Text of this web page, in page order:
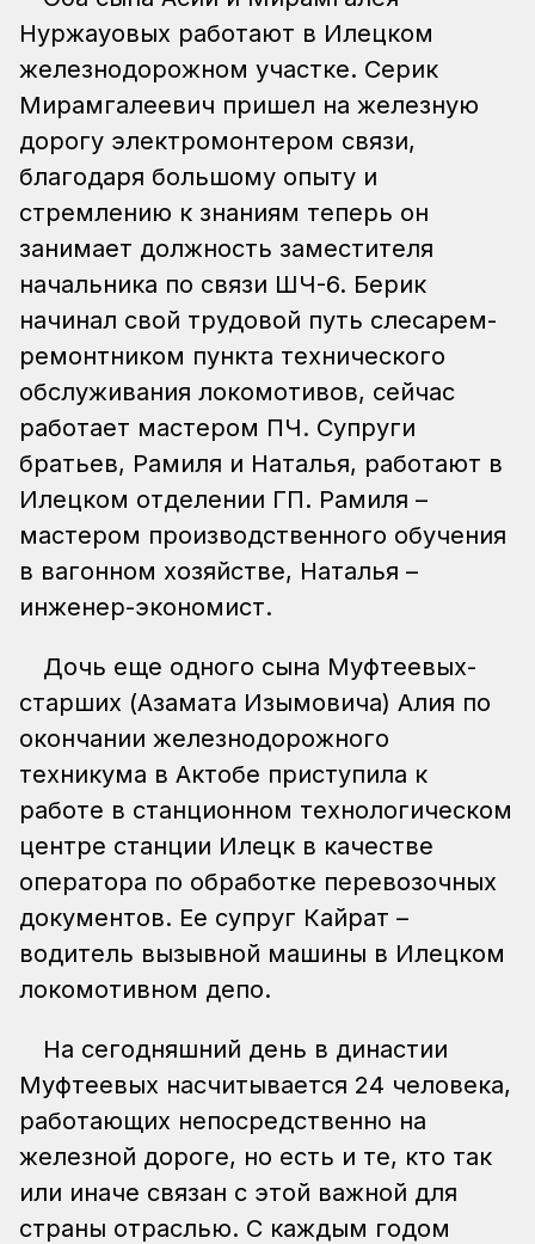
Нуржауовых работают в Илецком
железнодорожном участке. Серик
Мирамгалеевич пришел на железную
дорогу электромонтером связи,
благодаря большому опыту и
стремлению к знаниям теперь он
занимает должность заместителя
начальника по связи ШЧ-6. Берик
начинал свой трудовой путь слесарем-
ремонтником пункта технического
обслуживания локомотивов, сейчас
работает мастером ПЧ. Супруги
братьев, Рамиля и Наталья, работают в
Илецком отделении ГП. Рамиля –
мастером производственного обучения
в вагонном хозяйстве, Наталья –
инженер-экономист.
Дочь еще одного сына Муфтеевых-
старших (Азамата Изымовича) Алия по
окончании железнодорожного
техникума в Актобе приступила к
работе в станционном технологическом
центре станции Илецк в качестве
оператора по обработке перевозочных
документов. Ее супруг Кайрат –
водитель вызывной машины в Илецком
локомотивном депо.
На сегодняшний день в династии
Муфтеевых насчитывается 24 человека,
работающих непосредственно на
железной дороге, но есть и те, кто так
или иначе связан с этой важной для
страны отраслью. С каждым годом